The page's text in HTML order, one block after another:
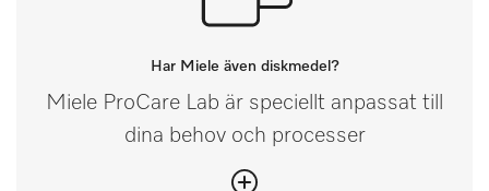
Har Miele även diskmedel?
Miele ProCare Lab är speciellt anpassat till
dina behov och processer